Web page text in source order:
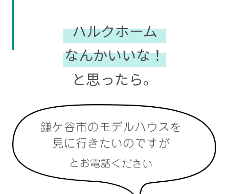
ハルクホーム
なんかいいな！
と思ったら。